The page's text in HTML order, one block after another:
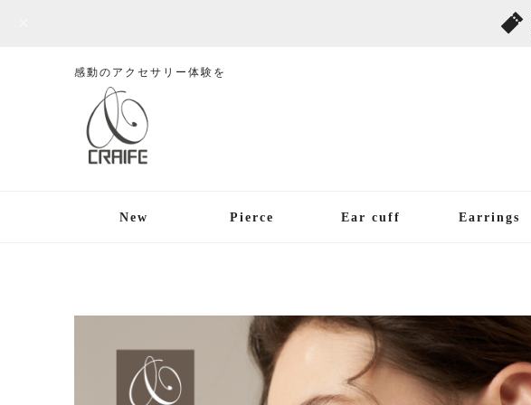
感動のアクセサリー体験を
New Pierce Ear cuff Earrings